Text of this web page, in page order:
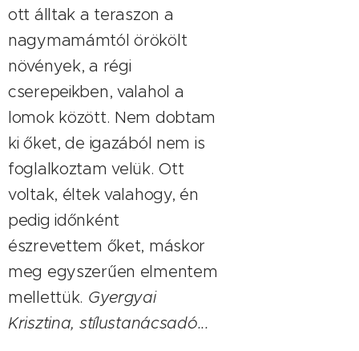
ott álltak a teraszon a
nagymamámtól örökölt
növények, a régi
cserepeikben, valahol a
lomok között. Nem dobtam
ki őket, de igazából nem is
foglalkoztam velük. Ott
voltak, éltek valahogy, én
pedig időnként
észrevettem őket, máskor
meg egyszerűen elmentem
mellettük. Gyergyai
Krisztina, stílustanácsadó...